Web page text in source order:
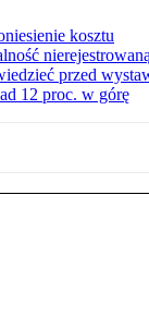
kosztu
przed
12 proc. w górę